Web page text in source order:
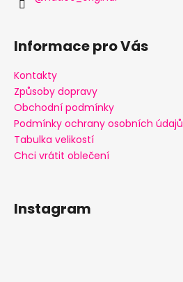
Informace pro Vás
Kontakty
Způsoby dopravy
Obchodní podmínky
Podmínky ochrany osobních údajů
Tabulka velikostí
Chci vrátit oblečení
Instagram